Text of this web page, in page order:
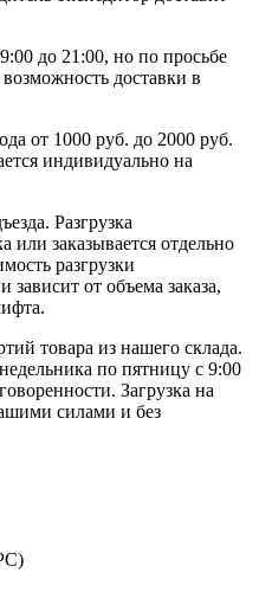
до 21:00, но по просьбе
доставки в
от 1000 руб. до 2000 руб.
индивидуально на
Разгрузка
или заказывается отдельно
разгрузки
зависит от объема заказа,
товара из нашего склада.
по пятницу с 9:00
Загрузка на
силами и без